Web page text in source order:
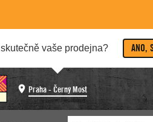
skutečně vaše prodejna? ANO,
Praha - Černý Most